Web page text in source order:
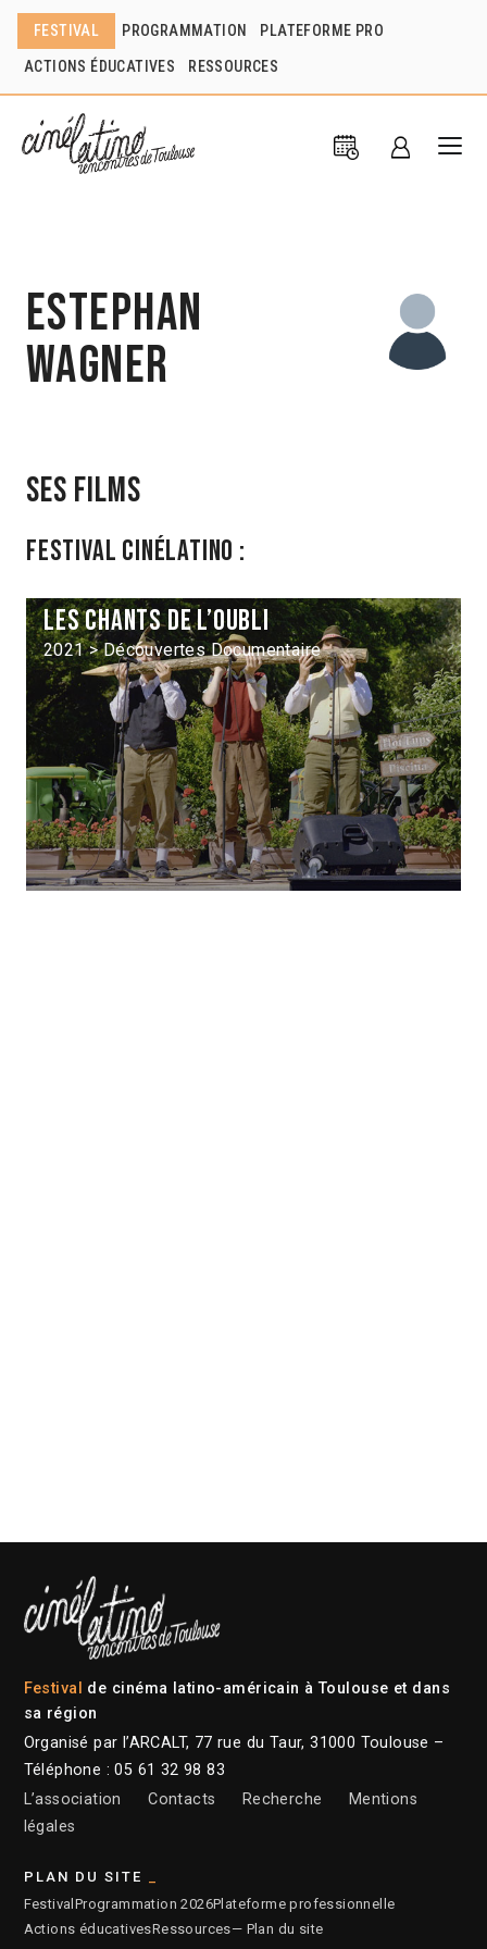
FESTIVAL PROGRAMMATION PLATEFORME PRO
ACTIONS ÉDUCATIVES RESSOURCES
Estephan
Wagner
Ses films
Festival Cinélatino :
Les Chants de l’oubli
2021 > Découvertes Documentaire
Festival de cinéma latino-américain à Toulouse et dans
sa région
Organisé par l’ARCALT, 77 rue du Taur, 31000 Toulouse –
Téléphone : 05 61 32 98 83
L’association
Contacts Recherche
Mentions
légales
PLAN DU SITE
Festival Programmation 2026Plateforme professionnelle
Actions éducativesRessources— Plan du site